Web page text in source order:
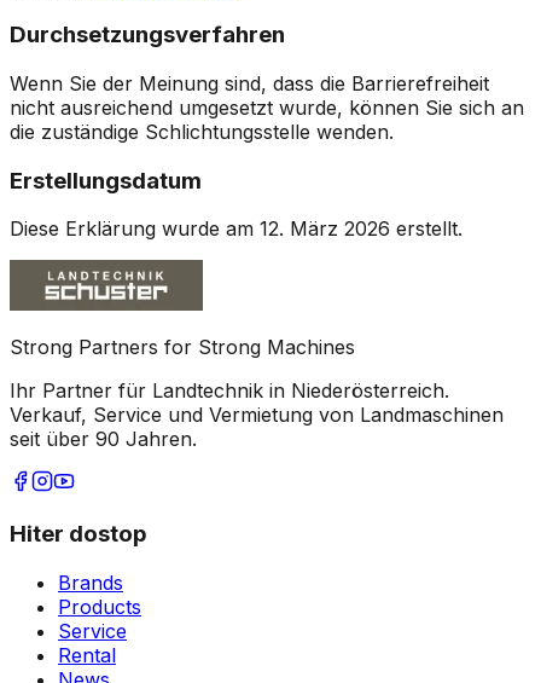
Durchsetzungsverfahren
Wenn Sie der Meinung sind, dass die Barrierefreiheit
nicht ausreichend umgesetzt wurde, können Sie sich an
die zuständige Schlichtungsstelle wenden.
Erstellungsdatum
Diese Erklärung wurde am 12. März 2026 erstellt.
Strong Partners for Strong Machines
Ihr Partner für Landtechnik in Niederösterreich.
Verkauf, Service und Vermietung von Landmaschinen
seit über 90 Jahren.
Hiter dostop
Brands
Products
Service
Rental